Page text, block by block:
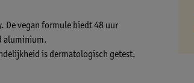
De vegan formule biedt 48 uur
aluminium.
is dermatologisch getest.